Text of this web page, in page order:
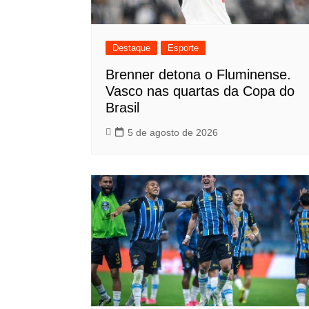
Destaque Esporte
Brenner detona o Fluminense.
Vasco nas quartas da Copa do
Brasil
5 de agosto de 2026